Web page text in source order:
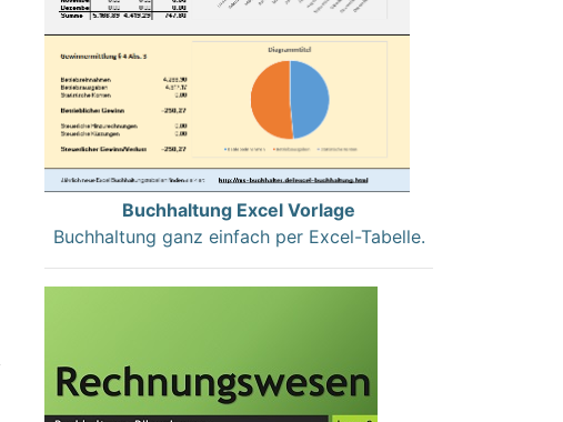
Buchhaltung Excel Vorlage
Buchhaltung ganz einfach per Excel-Tabelle.